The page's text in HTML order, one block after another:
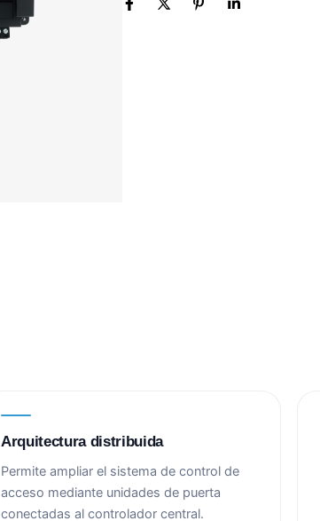
Arquitectura distribuida
Permite ampliar el sistema de control de
acceso mediante unidades de puerta
conectadas al controlador central.